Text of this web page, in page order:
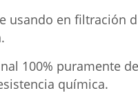
usando en filtración
100% puramente de
química.